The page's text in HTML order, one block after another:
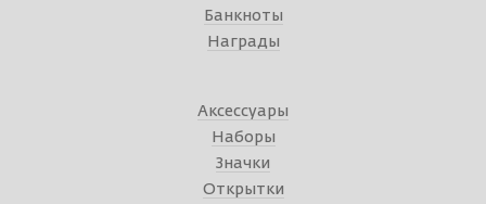
Банкноты
Награды
Аксессуары
Наборы
Значки
Открытки